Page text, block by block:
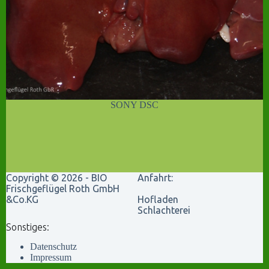
SONY DSC
Copyright © 2026 - BIO
Frischgeflügel Roth GmbH
&Co.KG
Anfahrt:
Hofladen
Schlachterei
Sonstiges:
Datenschutz
Impressum